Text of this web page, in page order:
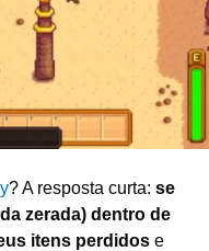
? A resposta curta: se
zerada) dentro de
itens perdidos e